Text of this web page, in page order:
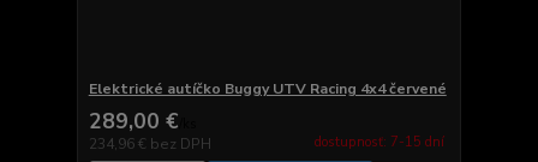
Elektrické autíčko Buggy UTV Racing 4x4 červené
289,00 €
234,96 € bez DPH dostupnosť: 7-15 dní